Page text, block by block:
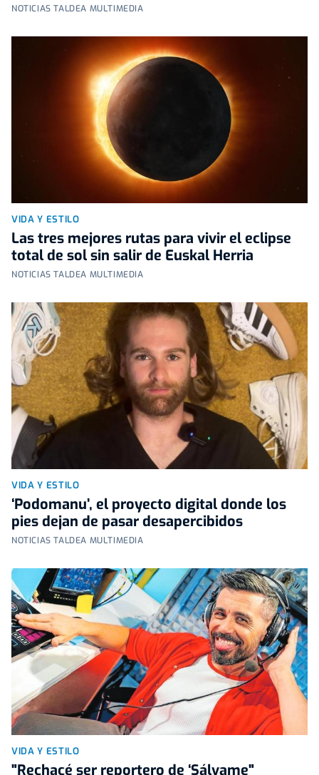
NOTICIAS TALDEA MULTIMEDIA
VIDA Y ESTILO
Las tres mejores rutas para vivir el eclipse
total de sol sin salir de Euskal Herria
NOTICIAS TALDEA MULTIMEDIA
VIDA Y ESTILO
‘Podomanu’, el proyecto digital donde los
pies dejan de pasar desapercibidos
NOTICIAS TALDEA MULTIMEDIA
VIDA Y ESTILO
"Rechacé ser reportero de ‘Sálvame"